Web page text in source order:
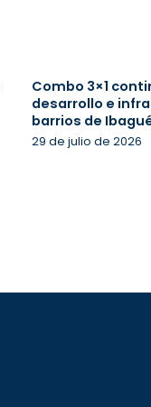
Combo 3×1
desarrollo e
barrios de
29 de julio de 2026